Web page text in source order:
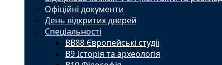
Офіційні документи
День відкритих дверей
Спеціальності
BВ88 Європейські студії
B9 Історія та археологія